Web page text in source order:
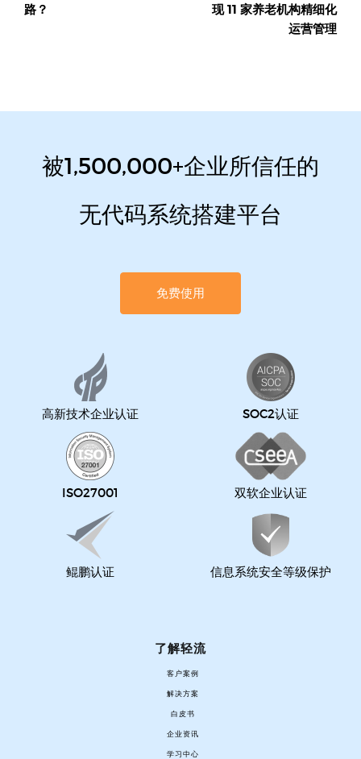
路？
现 11 家养老机构精细化
运营管理
被1,500,000+企业所信任的
无代码系统搭建平台
免费使用
高新技术企业认证 SOC2认证
ISO27001 双软企业认证
鲲鹏认证 信息系统安全等级保护
了解轻流
客户案例
解决方案
白皮书
企业资讯
学习中心